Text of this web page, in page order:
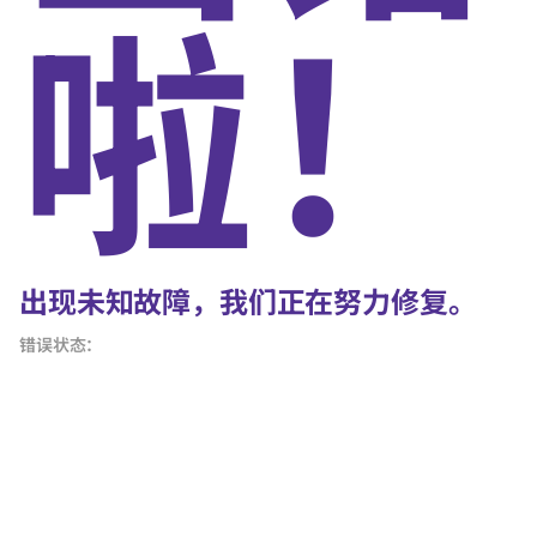
啦！
出现未知故障，我们正在努力修复。
错误状态：